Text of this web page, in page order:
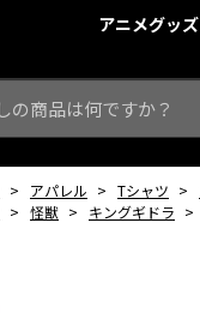
アニメグッズ
> アパレル > Tシャツ >
> 怪獣 > キングギドラ >